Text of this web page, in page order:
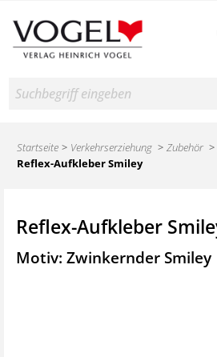
Suche
Startseite Verkehrserziehung Zubehör
Reflex-Aufkleber Smiley
Reflex-Aufkleber
Motiv: Zwinkernder Smiley